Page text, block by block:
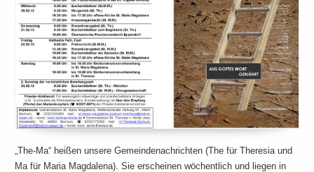
„The-Ma“ heißen unsere Gemeindenachrichten (The für Theresia und
Ma für Maria Magdalena). Sie erscheinen wöchentlich und liegen in